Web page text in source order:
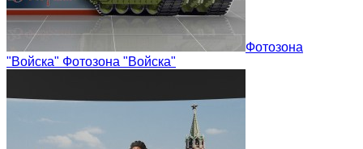
Фотозона
"Войска" Фотозона "Войска"